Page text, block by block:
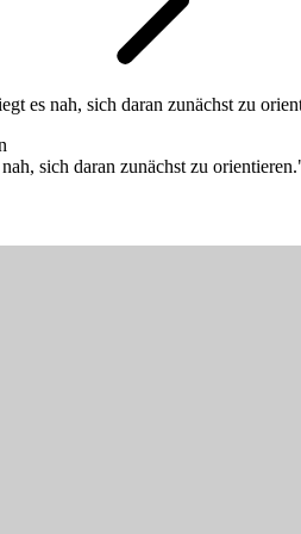
es nah, sich daran zunächst zu
sich daran zunächst zu